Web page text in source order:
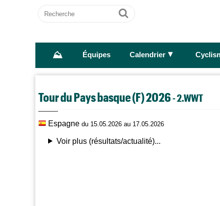
Recherche
Ok
⛰ Équipes Calendrier ►
Tour du Pays basque (F) 2026- 2.WWT
Espagne du 15.05.2026 au 17.05.2026
Voir plus (résultats/actualité)...